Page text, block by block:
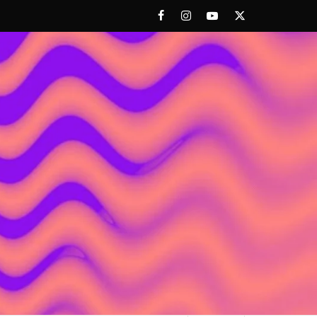
FacebookInstagramYoutubeTwitter